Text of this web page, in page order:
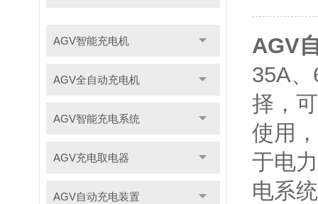
AGV智能充电机
AGV全自动充电机
AGV智能充电系统
AGV充电取电器
AGV自动充电装置
AGV
35A
择，
使用
于电
电系